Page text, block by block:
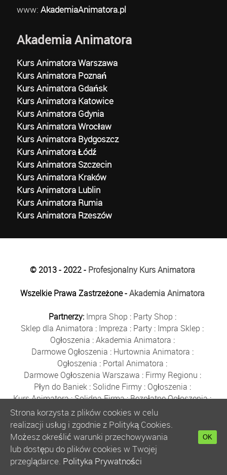
www: AkademiaAnimatora.pl
Akademia Animatora
Kurs Animatora Warszawa
Kurs Animatora Poznań
Kurs Animatora Gdańsk
Kurs Animatora Katowice
Kurs Animatora Gdynia
Kurs Animatora Wrocław
Kurs Animatora Bydgoszcz
Kurs Animatora Łódź
Kurs Animatora Szczecin
Kurs Animatora Kraków
Kurs Animatora Lublin
Kurs Animatora Rumia
Kurs Animatora Rzeszów
© 2013 - 2022 - Profesjonalny Kurs Animatora
Wszelkie Prawa Zastrzeżone -Akademia Animatora
Partnerzy: Impra Shop : Party Shop :
Sklep dla Animatora : Impreza : Party : Impra Sklep :
Ogłoszenia :Akademia Animatora :
Darmowe Ogłoszenia : Hurtownia Animatora :
Ogłoszenia : Portal Animatora :
Darmowe Ogłoszenia Warszawa : Firmy Regionu :
Płyn do Baniek: Solidne Firmy: Ogłoszenia :
Kurs Animatora:Solidna Firma:Bezpłatne Ogłoszenia:
Animator Czasu Wolnego:
Bezpłatne Ogłoszenia Warszawa:sklep animatora
Bańki Mydlane:Bezpłatne Ogłoszenia
Szkolenie Animatorów:Kurs Animatora
:
Kurs Animatora Warszawa :Rumia
Kurs Animatora Poznań:
Strona korzysta z plików cookies w celu
realizacji usług i zgodnie z Polityką Cookies.
Możesz określić warunki przechowywania
lub dostępu do plików cookies w Twojej
przeglądarce. Polityka Prywatności
OK